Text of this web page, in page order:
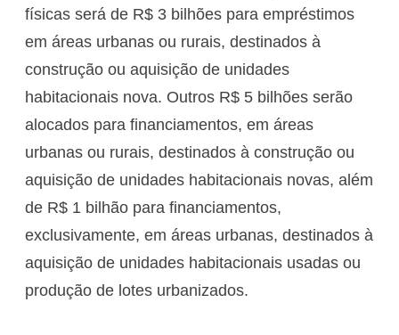
físicas será de R$ 3 bilhões para empréstimos
em áreas urbanas ou rurais, destinados à
construção ou aquisição de unidades
habitacionais nova. Outros R$ 5 bilhões serão
alocados para financiamentos, em áreas
urbanas ou rurais, destinados à construção ou
aquisição de unidades habitacionais novas, além
de R$ 1 bilhão para financiamentos,
exclusivamente, em áreas urbanas, destinados à
aquisição de unidades habitacionais usadas ou
produção de lotes urbanizados.